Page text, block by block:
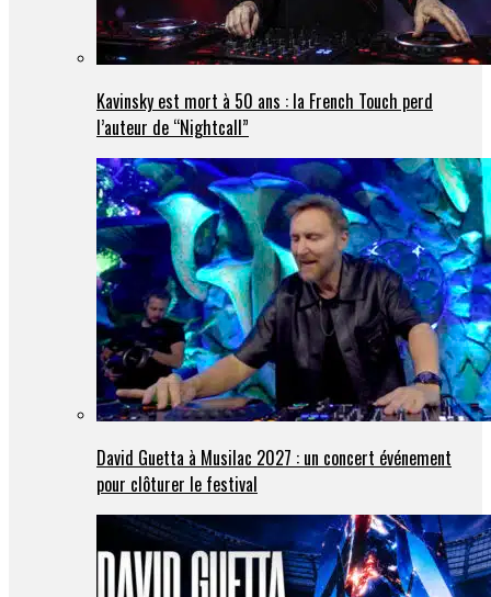
Kavinsky est mort à 50 ans : la French Touch perd
l’auteur de “Nightcall”
David Guetta à Musilac 2027 : un concert événement
pour clôturer le festival